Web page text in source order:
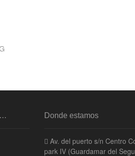
Donde estamos
Av. del puerto s/n Centro
park IV (Guardamar del